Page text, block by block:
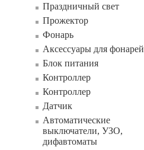
Праздничный свет
Прожектор
Фонарь
Аксессуары для фонарей
Блок питания
Контроллер
Контроллер
Датчик
Автоматические
выключатели, УЗО,
дифавтоматы